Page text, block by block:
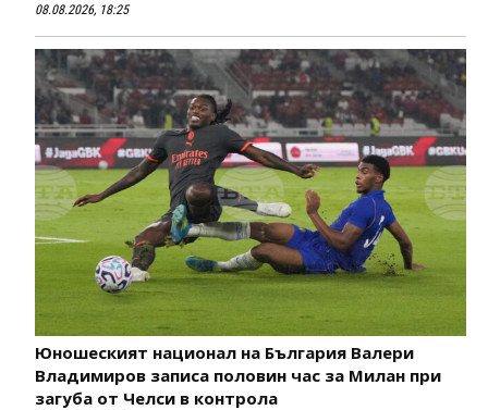
08.08.2026, 18:25
Юношеският национал на България Валери
Владимиров записа половин час за Милан при
загуба от Челси в контрола